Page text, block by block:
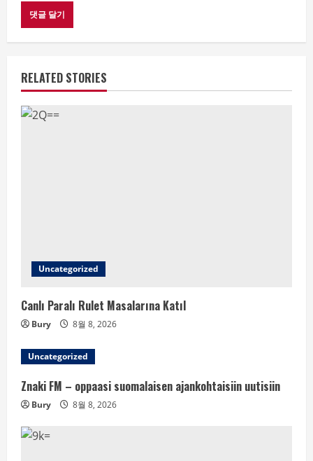
RELATED STORIES
Uncategorized
Canlı Paralı Rulet Masalarına Katıl
Bury 8월 8, 2026
Uncategorized
Znaki FM – oppaasi suomalaisen ajankohtaisiin uutisiin
Bury 8월 8, 2026